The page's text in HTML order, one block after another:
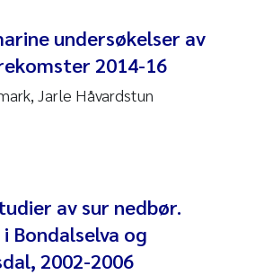
undersøkelser av
2014-16
Jarle Håvardstun
av sur nedbør.
Bondalselva og
2002-2006